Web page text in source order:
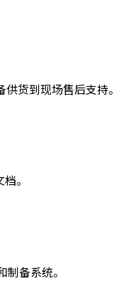
货到现场售后支持。
。
备系统。